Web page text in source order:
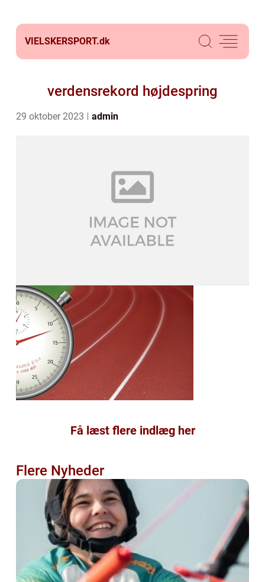
VIELSKERSPORT.dk
verdensrekord højdespring
29 oktober 2023 admin
Få læst flere indlæg her
Flere Nyheder